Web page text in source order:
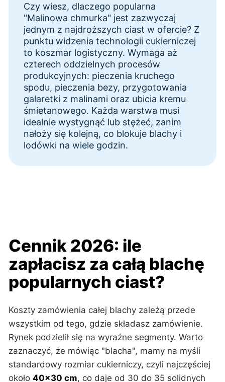
Czy wiesz, dlaczego popularna
"Malinowa chmurka" jest zazwyczaj
jednym z najdroższych ciast w ofercie? Z
punktu widzenia technologii cukierniczej
to koszmar logistyczny. Wymaga aż
czterech oddzielnych procesów
produkcyjnych: pieczenia kruchego
spodu, pieczenia bezy, przygotowania
galaretki z malinami oraz ubicia kremu
śmietanowego. Każda warstwa musi
idealnie wystygnąć lub stężeć, zanim
nałoży się kolejną, co blokuje blachy i
lodówki na wiele godzin.
Cennik 2026: ile
zapłacisz za całą blachę
popularnych ciast?
Koszty zamówienia całej blachy zależą przede
wszystkim od tego, gdzie składasz zamówienie.
Rynek podzielił się na wyraźne segmenty. Warto
zaznaczyć, że mówiąc "blacha", mamy na myśli
standardowy rozmiar cukierniczy, czyli najczęściej
około 40x30 cm, co daje od 30 do 35 solidnych